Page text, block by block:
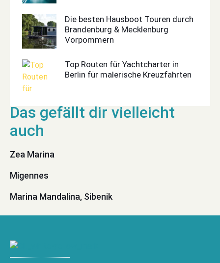
Die besten Hausboot Touren durch
Brandenburg & Mecklenburg
Vorpommern
Top Routen für Yachtcharter in
Berlin für malerische Kreuzfahrten
Zea Marina
Migennes
Marina Mandalina, Sibenik